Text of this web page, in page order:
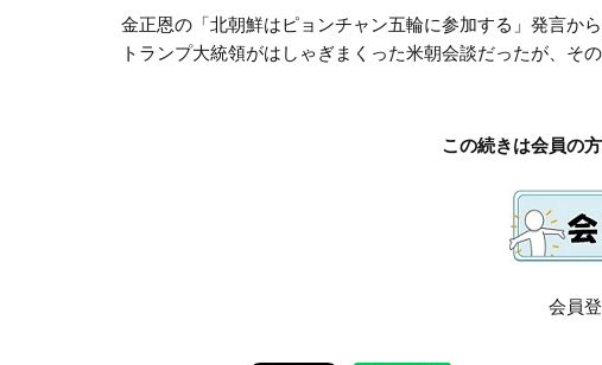
金正恩の「北朝鮮はピョンチャン五輪に参加する」発言か
トランプ大統領がはしゃぎまくった米朝会談だったが、そ
この続きは会員の
会員